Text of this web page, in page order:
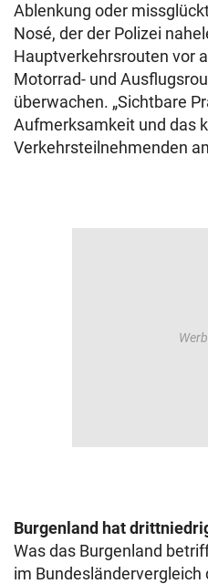
Ablenkung oder
Nosé, der der Polizei
Hauptverkehrsrouten vor
Motorrad- und
überwachen. „Sichtbare
Aufmerksamkeit und das
Verkehrsteilnehmenden
Burgenland hat
Was das Burgenland
im